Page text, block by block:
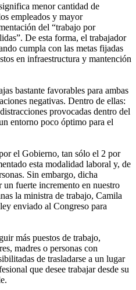
menor cantidad de
empleados y mayor
del “trabajo por
De esta forma, el trabajador
cumpla con las metas fijadas
en infraestructura y mantención
bastante favorables para ambas
negativas. Dentro de ellas:
provocadas dentro del
entorno poco óptimo para el
el Gobierno, tan sólo el 2 por
esta modalidad laboral y, de
Sin embargo, dicha
fuerte incremento en nuestro
la ministra de trabajo, Camila
enviado al Congreso para
más puestos de trabajo,
madres o personas con
de trasladarse a un lugar
que desee trabajar desde su